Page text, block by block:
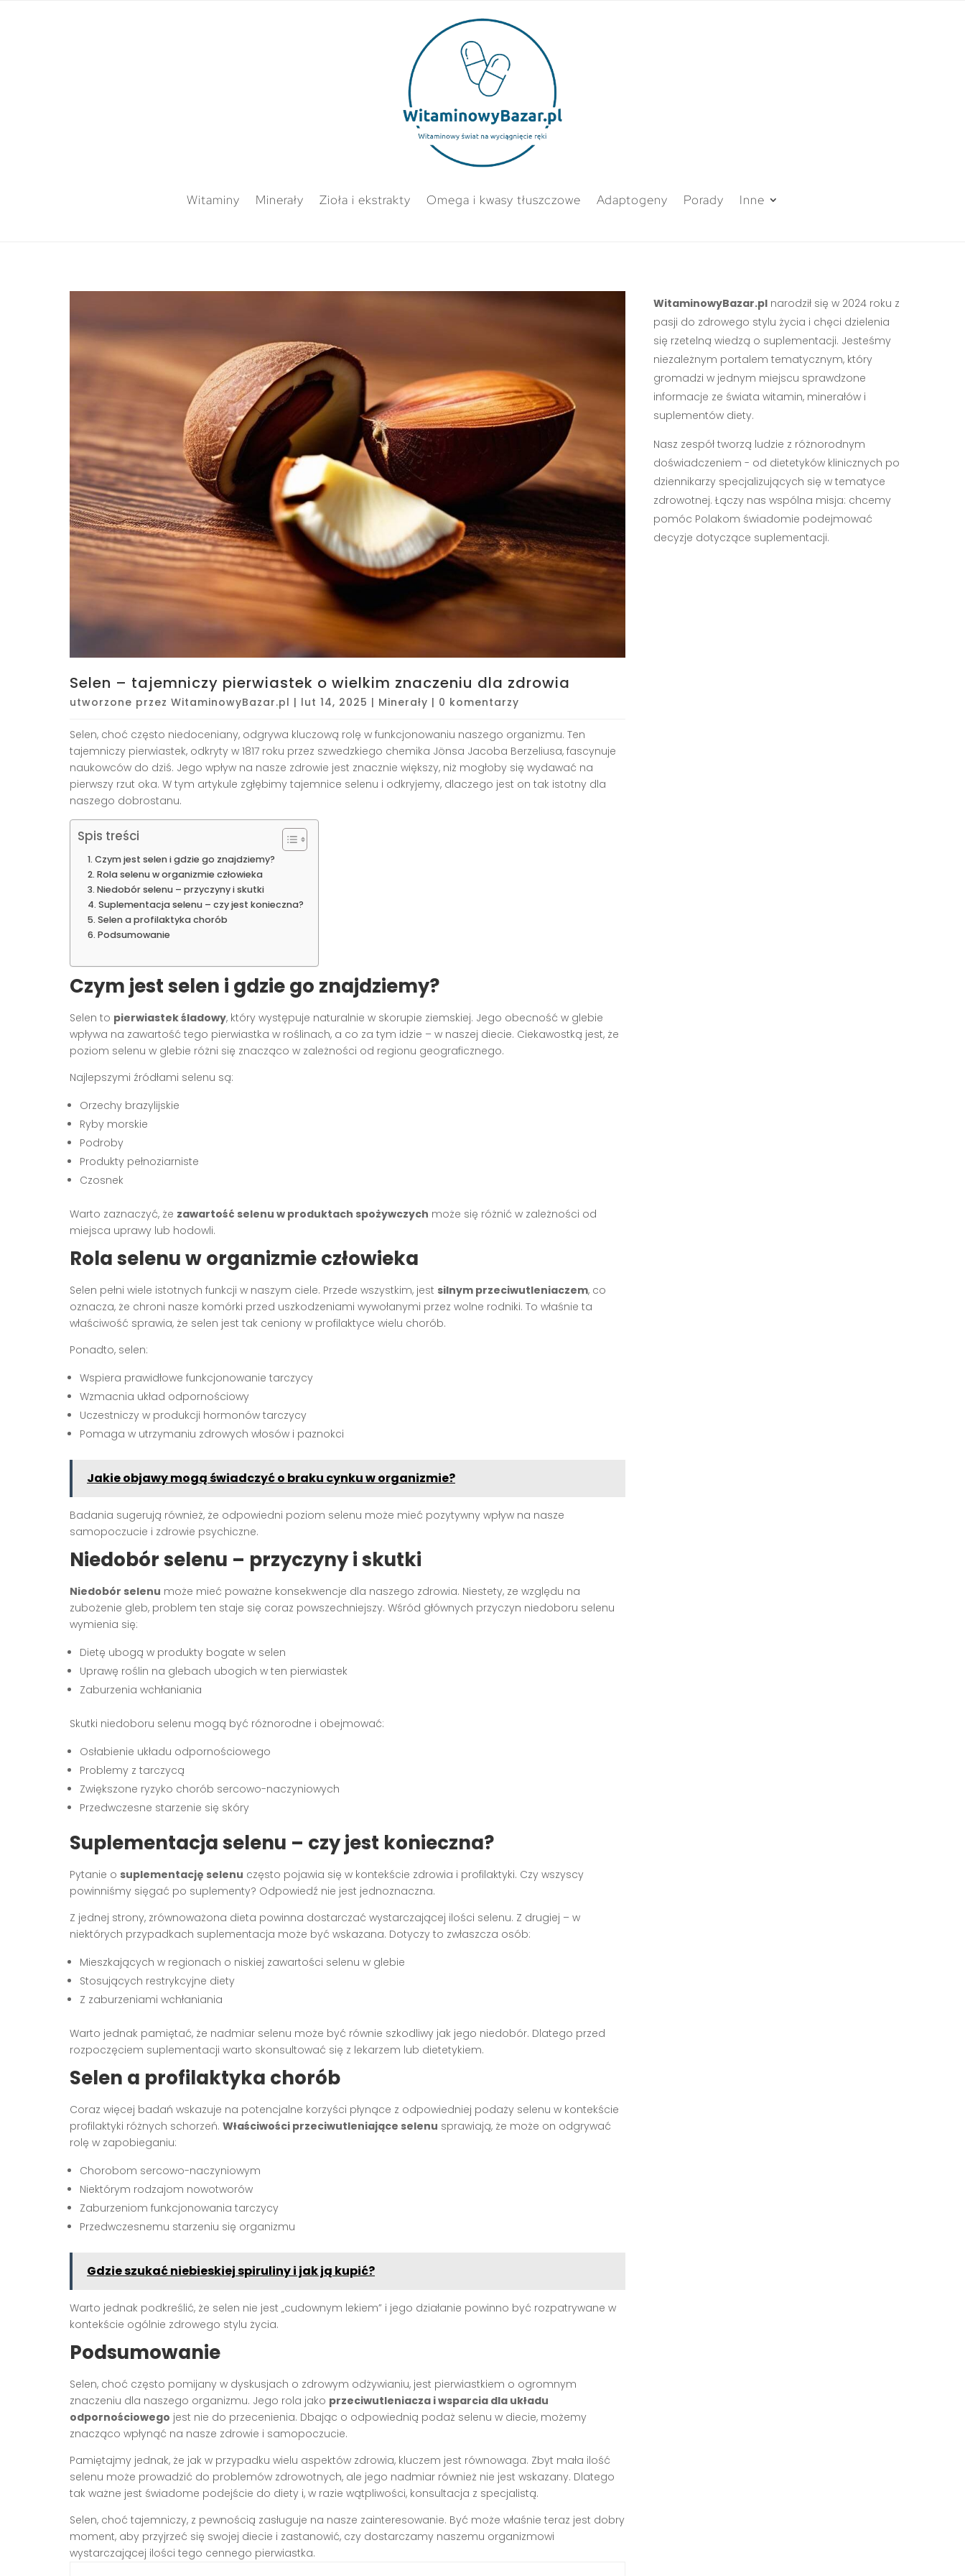
Witaminy Minerały Zioła i ekstrakty Omega i kwasy tłuszczowe Adaptogeny Porady Inne
Selen – tajemniczy pierwiastek o wielkim znaczeniu dla zdrowia
utworzone przez WitaminowyBazar.pl | lut 14, 2025 | Minerały | 0 komentarzy
Selen, choć często niedoceniany, odgrywa kluczową rolę w funkcjonowaniu naszego organizmu. Ten
tajemniczy pierwiastek, odkryty w 1817 roku przez szwedzkiego chemika Jönsa Jacoba Berzeliusa, fascynuje
naukowców do dziś. Jego wpływ na nasze zdrowie jest znacznie większy, niż mogłoby się wydawać na
pierwszy rzut oka. W tym artykule zgłębimy tajemnice selenu i odkryjemy, dlaczego jest on tak istotny dla
naszego dobrostanu.
Spis treści
Czym jest selen i gdzie go znajdziemy?
Rola selenu w organizmie człowieka
Niedobór selenu – przyczyny i skutki
Suplementacja selenu – czy jest konieczna?
Selen a profilaktyka chorób
Podsumowanie
Czym jest selen i gdzie go znajdziemy?
Selen to pierwiastek śladowy, który występuje naturalnie w skorupie ziemskiej. Jego obecność w glebie
wpływa na zawartość tego pierwiastka w roślinach, a co za tym idzie – w naszej diecie. Ciekawostką jest, że
poziom selenu w glebie różni się znacząco w zależności od regionu geograficznego.
Najlepszymi źródłami selenu są:
Orzechy brazylijskie
Ryby morskie
Podroby
Produkty pełnoziarniste
Czosnek
Warto zaznaczyć, że zawartość selenu w produktach spożywczych może się różnić w zależności od
miejsca uprawy lub hodowli.
Rola selenu w organizmie człowieka
Selen pełni wiele istotnych funkcji w naszym ciele. Przede wszystkim, jest silnym przeciwutleniaczem, co
oznacza, że chroni nasze komórki przed uszkodzeniami wywołanymi przez wolne rodniki. To właśnie ta
właściwość sprawia, że selen jest tak ceniony w profilaktyce wielu chorób.
Ponadto, selen:
Wspiera prawidłowe funkcjonowanie tarczycy
Wzmacnia układ odpornościowy
Uczestniczy w produkcji hormonów tarczycy
Pomaga w utrzymaniu zdrowych włosów i paznokci
Jakie objawy mogą świadczyć o braku cynku w organizmie?
Badania sugerują również, że odpowiedni poziom selenu może mieć pozytywny wpływ na nasze
samopoczucie i zdrowie psychiczne.
Niedobór selenu – przyczyny i skutki
Niedobór selenu może mieć poważne konsekwencje dla naszego zdrowia. Niestety, ze względu na
zubożenie gleb, problem ten staje się coraz powszechniejszy. Wśród głównych przyczyn niedoboru selenu
wymienia się:
Dietę ubogą w produkty bogate w selen
Uprawę roślin na glebach ubogich w ten pierwiastek
Zaburzenia wchłaniania
Skutki niedoboru selenu mogą być różnorodne i obejmować:
Osłabienie układu odpornościowego
Problemy z tarczycą
Zwiększone ryzyko chorób sercowo-naczyniowych
Przedwczesne starzenie się skóry
Suplementacja selenu – czy jest konieczna?
Pytanie o suplementację selenu często pojawia się w kontekście zdrowia i profilaktyki. Czy wszyscy
powinniśmy sięgać po suplementy? Odpowiedź nie jest jednoznaczna.
Z jednej strony, zrównoważona dieta powinna dostarczać wystarczającej ilości selenu. Z drugiej – w
niektórych przypadkach suplementacja może być wskazana. Dotyczy to zwłaszcza osób:
Mieszkających w regionach o niskiej zawartości selenu w glebie
Stosujących restrykcyjne diety
Z zaburzeniami wchłaniania
Warto jednak pamiętać, że nadmiar selenu może być równie szkodliwy jak jego niedobór. Dlatego przed
rozpoczęciem suplementacji warto skonsultować się z lekarzem lub dietetykiem.
Selen a profilaktyka chorób
Coraz więcej badań wskazuje na potencjalne korzyści płynące z odpowiedniej podaży selenu w kontekście
profilaktyki różnych schorzeń. Właściwości przeciwutleniające selenu sprawiają, że może on odgrywać
rolę w zapobieganiu:
Chorobom sercowo-naczyniowym
Niektórym rodzajom nowotworów
Zaburzeniom funkcjonowania tarczycy
Przedwczesnemu starzeniu się organizmu
Gdzie szukać niebieskiej spiruliny i jak ją kupić?
Warto jednak podkreślić, że selen nie jest „cudownym lekiem” i jego działanie powinno być rozpatrywane w
kontekście ogólnie zdrowego stylu życia.
Podsumowanie
Selen, choć często pomijany w dyskusjach o zdrowym odżywianiu, jest pierwiastkiem o ogromnym
znaczeniu dla naszego organizmu. Jego rola jako przeciwutleniacza i wsparcia dla układu
odpornościowego jest nie do przecenienia. Dbając o odpowiednią podaż selenu w diecie, możemy
znacząco wpłynąć na nasze zdrowie i samopoczucie.
Pamiętajmy jednak, że jak w przypadku wielu aspektów zdrowia, kluczem jest równowaga. Zbyt mała ilość
selenu może prowadzić do problemów zdrowotnych, ale jego nadmiar również nie jest wskazany. Dlatego
tak ważne jest świadome podejście do diety i, w razie wątpliwości, konsultacja z specjalistą.
Selen, choć tajemniczy, z pewnością zasługuje na nasze zainteresowanie. Być może właśnie teraz jest dobry
moment, aby przyjrzeć się swojej diecie i zastanowić, czy dostarczamy naszemu organizmowi
wystarczającej ilości tego cennego pierwiastka.
WitaminowyBazar.plnarodził się w 2024 roku z
pasji do zdrowego stylu życia i chęci dzielenia
się rzetelną wiedzą o suplementacji. Jesteśmy
niezależnym portalem tematycznym, który
gromadzi w jednym miejscu sprawdzone
informacje ze świata witamin, minerałów i
suplementów diety.
Nasz zespół tworzą ludzie z różnorodnym
doświadczeniem - od dietetyków klinicznych po
dziennikarzy specjalizujących się w tematyce
zdrowotnej. Łączy nas wspólna misja: chcemy
pomóc Polakom świadomie podejmować
decyzje dotyczące suplementacji.